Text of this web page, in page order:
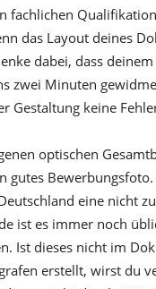
fachlichen
das Layout deines
dabei, dass
zwei Minuten
Gestaltung keine
optischen
gutes
eine nicht
ist es immer noch
Ist dieses nicht im
erstellt, wirst du